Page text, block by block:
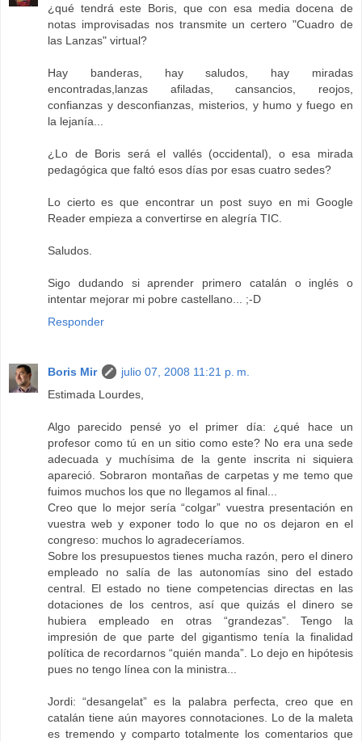
¿qué tendrá este Boris, que con esa media docena de
notas improvisadas nos transmite un certero "Cuadro de
las Lanzas" virtual?
Hay banderas, hay saludos, hay miradas
encontradas,lanzas afiladas, cansancios, reojos,
confianzas y desconfianzas, misterios, y humo y fuego en
la lejanía...
¿Lo de Boris será el vallés (occidental), o esa mirada
pedagógica que faltó esos días por esas cuatro sedes?
Lo cierto es que encontrar un post suyo en mi Google
Reader empieza a convertirse en alegría TIC.
Saludos.
Sigo dudando si aprender primero catalán o inglés o
intentar mejorar mi pobre castellano... ;-D
Responder
Boris Mir
julio 07, 2008 11:21 p. m.
Estimada Lourdes,
Algo parecido pensé yo el primer día: ¿qué hace un
profesor como tú en un sitio como este? No era una sede
adecuada y muchísima de la gente inscrita ni siquiera
apareció. Sobraron montañas de carpetas y me temo que
fuimos muchos los que no llegamos al final...
Creo que lo mejor sería “colgar” vuestra presentación en
vuestra web y exponer todo lo que no os dejaron en el
congreso: muchos lo agradeceríamos.
Sobre los presupuestos tienes mucha razón, pero el dinero
empleado no salía de las autonomías sino del estado
central. El estado no tiene competencias directas en las
dotaciones de los centros, así que quizás el dinero se
hubiera empleado en otras “grandezas”. Tengo la
impresión de que parte del gigantismo tenía la finalidad
política de recordarnos “quién manda”. Lo dejo en hipótesis
pues no tengo línea con la ministra...
Jordi: “desangelat” es la palabra perfecta, creo que en
catalán tiene aún mayores connotaciones. Lo de la maleta
es tremendo y comparto totalmente los comentarios que